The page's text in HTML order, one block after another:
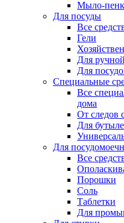
Мыло-
Для посуды
Все
Гели
Для
Для
Специальные
Все
дома
От следов
Для
Для
Все
Порошки
Соль
Таблетки
Для